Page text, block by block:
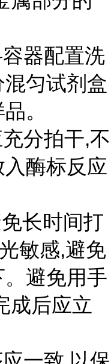
器配置洗
匀试剂盒
。
分拍干,不
酶标反应
长时间打
敏感,避免
避免用手
成后应立